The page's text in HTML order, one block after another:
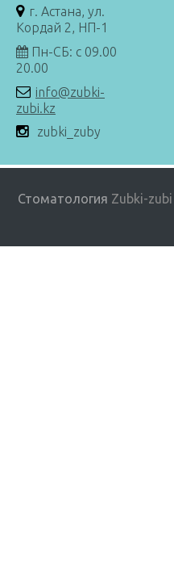
г. Астана, ул.
Кордай 2, НП-1
Пн-СБ: с 09.00
20.00
info@zubki-
zubi.kz
zubki_zuby
Стоматология Zubki-zubi